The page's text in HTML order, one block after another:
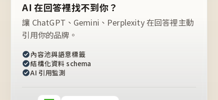
AI 在回答裡找不到你？
讓 ChatGPT、Gemini、Perplexity 在回答裡主動
引用你的品牌。
內容池與語意標籤
結構化資料 schema
AI 引用監測